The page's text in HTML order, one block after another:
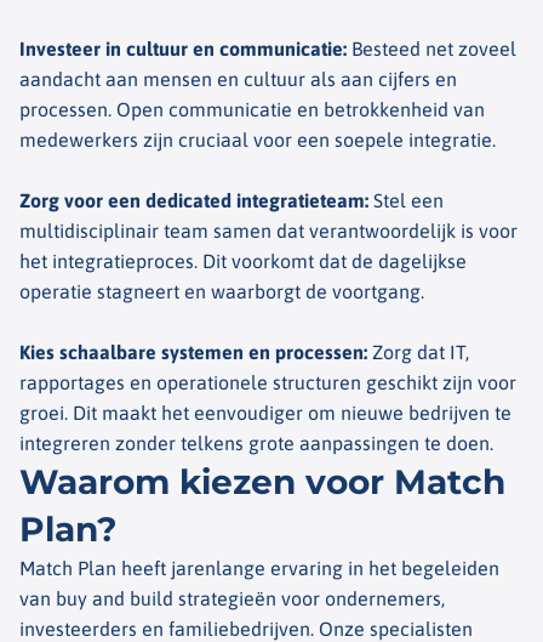
Investeer in cultuur en communicatie: Besteed net zoveel
aandacht aan mensen en cultuur als aan cijfers en
processen. Open communicatie en betrokkenheid van
medewerkers zijn cruciaal voor een soepele integratie.
Zorg voor een dedicated integratieteam: Stel een
multidisciplinair team samen dat verantwoordelijk is voor
het integratieproces. Dit voorkomt dat de dagelijkse
operatie stagneert en waarborgt de voortgang.
Kies schaalbare systemen en processen: Zorg dat IT,
rapportages en operationele structuren geschikt zijn voor
groei. Dit maakt het eenvoudiger om nieuwe bedrijven te
integreren zonder telkens grote aanpassingen te doen.
Waarom kiezen voor Match
Plan?
Match Plan heeft jarenlange ervaring in het begeleiden
van buy and build strategieën voor ondernemers,
investeerders en familiebedrijven. Onze specialisten